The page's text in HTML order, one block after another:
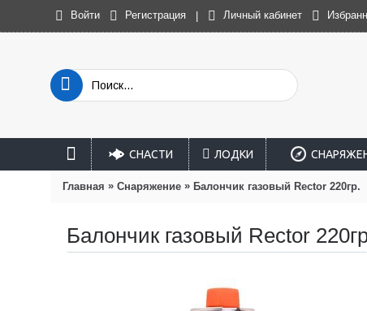
Войти Регистрация Личный кабинет
СНАСТИ ЛОДКИ
Главная » Снаряжение » Балончик газовый Rector 220гр.
Балончик газовый Rector